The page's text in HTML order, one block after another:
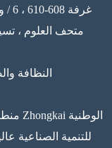
متحف العلوم ،
النظافة
للتنمية الصناعية